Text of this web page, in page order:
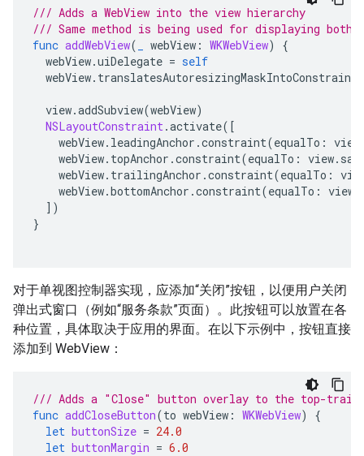
/// Adds a WebView into the view hierarchy
/// Same method is being used for displaying both
func addWebView( webView : WKWebView)
{
webView.uiDelegate = self
webView. translatesAutoresizingMaskIntoConstraints
view.addSubview(webView)
NSLayoutConstraint.activate([
webView. leadingAnchor .constraint(equalTo : view
webView. topAnchor .constraint(equalTo : view.
webView. trailingAnchor .constraint(equalTo :
webView.bottomAnchor .constraint(equalTo : view
])
}
对于单视图控制器实现，应添加“关闭”按钮，以便用户关闭
弹出式窗口（例如“服务条款”页面）。此按钮可以放置在各
种位置，具体取决于应用的界面。在以下示例中，按钮直接
添加到 WebView：
/// Adds a "Close" button overlay to the top-
func addCloseButton(to webView : WKWebView)
{
let buttonSize = 24.0
let buttonMargin = 6.0